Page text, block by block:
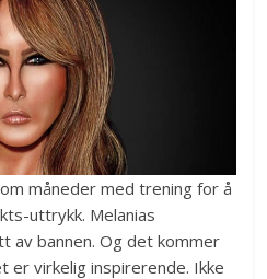
måneder med trening for å
uttrykk. Melanias
av bannen. Og det kommer
er virkelig inspirerende. Ikke